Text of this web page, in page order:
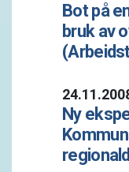
Bot på
bruk av
Ny